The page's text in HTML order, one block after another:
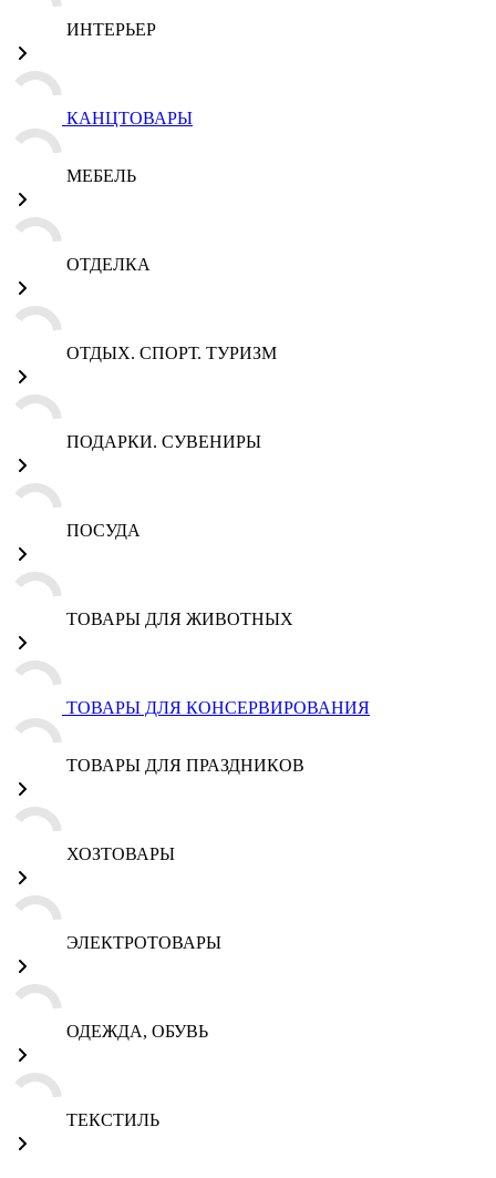
ИНТЕРЬЕР
КАНЦТОВАРЫ
МЕБЕЛЬ
ОТДЕЛКА
ОТДЫХ. СПОРТ. ТУРИЗМ
ПОДАРКИ. СУВЕНИРЫ
ПОСУДА
ТОВАРЫ ДЛЯ ЖИВОТНЫХ
ТОВАРЫ ДЛЯ КОНСЕРВИРОВАНИЯ
ТОВАРЫ ДЛЯ ПРАЗДНИКОВ
ХОЗТОВАРЫ
ЭЛЕКТРОТОВАРЫ
ОДЕЖДА, ОБУВЬ
ТЕКСТИЛЬ